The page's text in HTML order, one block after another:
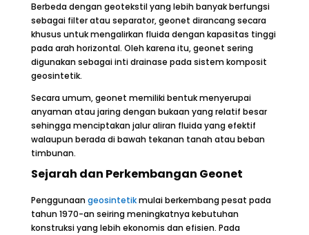
Berbeda dengan geotekstil yang lebih banyak berfungsi
sebagai filter atau separator, geonet dirancang secara
khusus untuk mengalirkan fluida dengan kapasitas tinggi
pada arah horizontal. Oleh karena itu, geonet sering
digunakan sebagai inti drainase pada sistem komposit
geosintetik.
Secara umum, geonet memiliki bentuk menyerupai
anyaman atau jaring dengan bukaan yang relatif besar
sehingga menciptakan jalur aliran fluida yang efektif
walaupun berada di bawah tekanan tanah atau beban
timbunan.
Sejarah dan Perkembangan Geonet
Penggunaangeosintetikmulai berkembang pesat pada
tahun 1970-an seiring meningkatnya kebutuhan
konstruksi yang lebih ekonomis dan efisien. Pada